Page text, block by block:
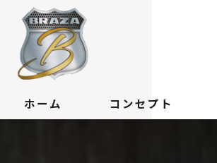
ホーム コンセプト